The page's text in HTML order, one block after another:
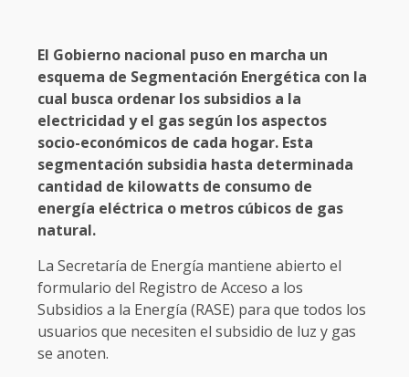
El Gobierno nacional puso en marcha un
esquema de Segmentación Energética con la
cual busca ordenar los subsidios a la
electricidad y el gas según los aspectos
socio-económicos de cada hogar. Esta
segmentación subsidia hasta determinada
cantidad de kilowatts de consumo de
energía eléctrica o metros cúbicos de gas
natural.
La Secretaría de Energía mantiene abierto el
formulario del Registro de Acceso a los
Subsidios a la Energía (RASE) para que todos los
usuarios que necesiten el subsidio de luz y gas
se anoten.